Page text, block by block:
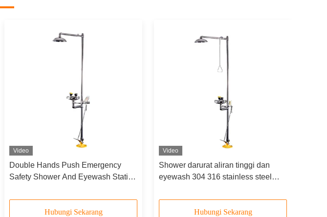
Video
Double Hands Push Emergency
Safety Shower And Eyewash Station
Hubungi Sekarang
Video
Shower darurat aliran tinggi dan
eyewash 304 316 stainless steel
Hubungi Sekarang